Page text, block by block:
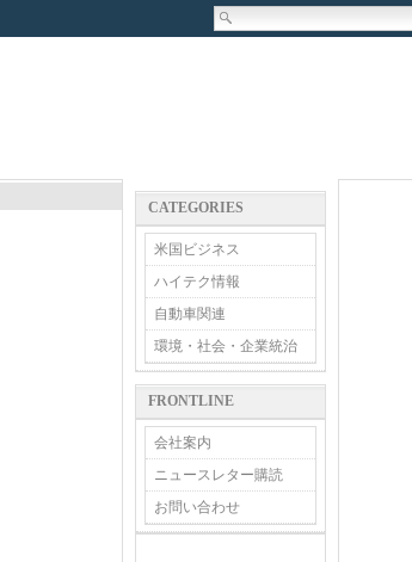
CATEGORIES
米国ビジネス
ハイテク情報
自動車関連
環境・社会・企業統治
FRONTLINE
会社案内
ニュースレター購読
お問い合わせ